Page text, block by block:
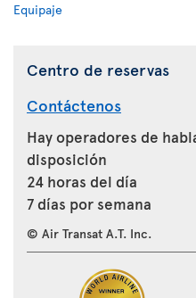
Equipaje
Centro de reservas
Contáctenos
Hay operadores de
disposición
24 horas del día
7 días por semana
© Air Transat A.T. Inc.